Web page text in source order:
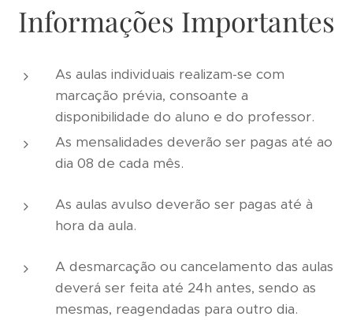
Informações Importantes
As aulas individuais realizam-se com
marcação prévia, consoante a
disponibilidade do aluno e do professor.
As mensalidades deverão ser pagas até ao
dia 08 de cada mês.
As aulas avulso deverão ser pagas até à
hora da aula.
A desmarcação ou cancelamento das aulas
deverá ser feita até 24h antes, sendo as
mesmas, reagendadas para outro dia.